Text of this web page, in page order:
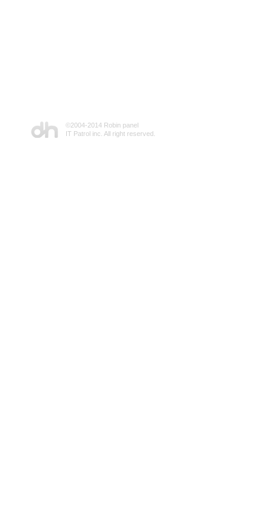
©2004-2014 Robin panel
IT Patrol inc. All right reserved.